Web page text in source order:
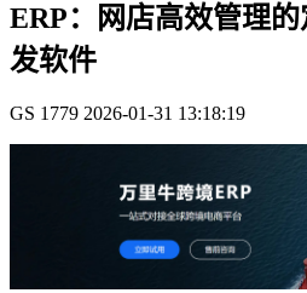
ERP：网店高效管理
发软件
GS 1779 2026-01-31 13:18:19